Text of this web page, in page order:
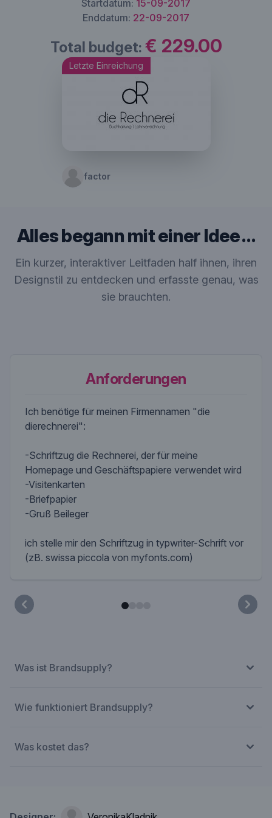
Startdatum: 15-09-2017
Enddatum: 22-09-2017
Total budget: € 229.00
Letzte Einreichung
factor
Alles begann mit einer Idee …
Ein kurzer, interaktiver Leitfaden half ihnen, ihren
Designstil zu entdecken und erfasste genau, was
sie brauchten.
Anforderungen
Ich benötige für meinen Firmennamen "die
dierechnerei":
-Schriftzug die Rechnerei, der für meine
Homepage und Geschäftspapiere verwendet wird
-Visitenkarten
-Briefpapier
-Gruß Beileger
ich stelle mir den Schriftzug in typwriter-Schrift vor
(zB. swissa piccola von myfonts.com)
Was ist Brandsupply?
Wie funktioniert Brandsupply?
Was kostet das?